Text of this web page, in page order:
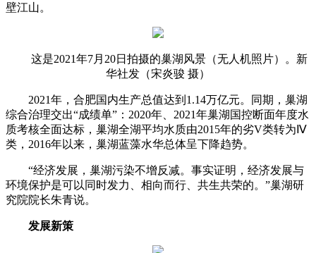
壁江山。
这是2021年7月20日拍摄的巢湖风景（无人机照片）。新
华社发（宋炎骏 摄）
2021年，合肥国内生产总值达到1.14万亿元。同期，巢湖
综合治理交出“成绩单”：2020年、2021年巢湖国控断面年度水
质考核全面达标，巢湖全湖平均水质由2015年的劣V类转为Ⅳ
类，2016年以来，巢湖蓝藻水华总体呈下降趋势。
“经济发展，巢湖污染不增反减。事实证明，经济发展与
环境保护是可以同时发力、相向而行、共生共荣的。”巢湖研
究院院长朱青说。
发展新策